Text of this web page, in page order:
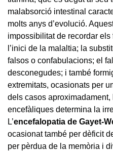
malabsorció intestinal
molts anys d’evolució.
impossibilitat de recordar
l’inici de la malaltia; la
falsos o confabulacions; el
desconegudes; i també
extremitats, ocasionats per
dels casos
encefàliques determina la
L’encefalopatia de Gayet-
ocasionat també per dèficit
per pèrdua de la memòria i